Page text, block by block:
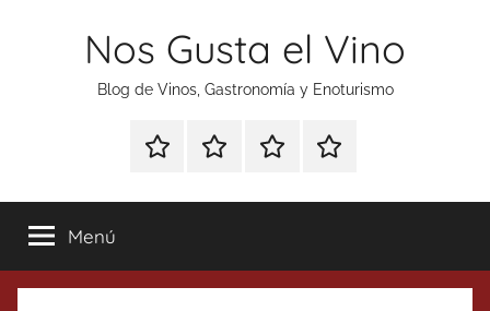
Nos Gusta el Vino
Blog de Vinos, Gastronomía y Enoturismo
Especial
Tonics
Enoturismo
Gastronomía
RankingContacto
Menú